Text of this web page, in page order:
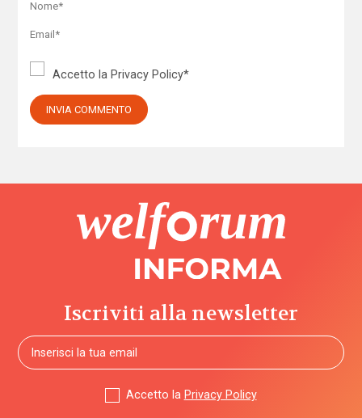
Accetto la Privacy Policy*
Iscriviti alla newsletter
Accetto la Privacy Policy